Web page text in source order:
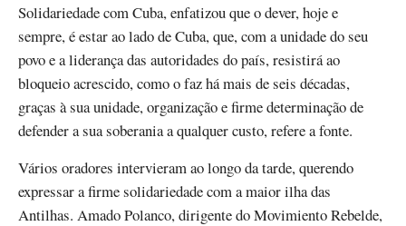
Solidariedade com Cuba, enfatizou que o dever, hoje e
sempre, é estar ao lado de Cuba, que, com a unidade do seu
povo e a liderança das autoridades do país, resistirá ao
bloqueio acrescido, como o faz há mais de seis décadas,
graças à sua unidade, organização e firme determinação de
defender a sua soberania a qualquer custo, refere a fonte.
Vários oradores intervieram ao longo da tarde, querendo
expressar a firme solidariedade com a maior ilha das
Antilhas. Amado Polanco, dirigente do Movimiento Rebelde,